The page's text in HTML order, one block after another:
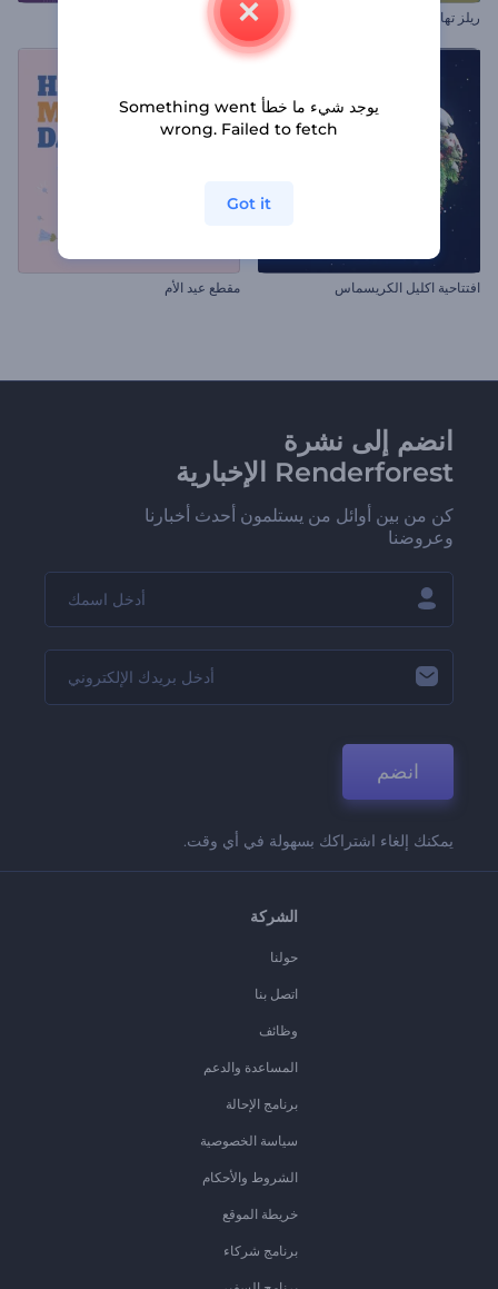
ريلز تهاني عيد الشكر مجموعة ترويج حدث
افتتاحية اكليل الكريسماس مقطع عيد الأم
انضم إلى نشرة
Renderforest الإخبارية
كن من بين أوائل من يستلمون أحدث أخبارنا
وعروضنا
انضم
يمكنك إلغاء اشتراكك بسهولة في أي وقت.
الشركة
حولنا
اتصل بنا
وظائف
المساعدة والدعم
برنامج الإحالة
سياسة الخصوصية
الشروط والأحكام
خريطة الموقع
برنامج شركاء
يوجد شيء ما خطأ Something went
wrong. Failed to fetch
Got it